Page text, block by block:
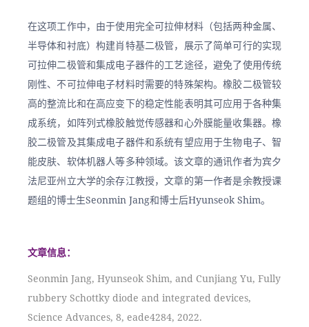
在这项工作中，由于使用完全可拉伸材料（包括两种金属、
半导体和衬底）构建肖特基二极管，展示了简单可行的实现
可拉伸二极管和集成电子器件的工艺途径，避免了使用传统
刚性、不可拉伸电子材料时需要的特殊架构。橡胶二极管较
高的整流比和在高应变下的稳定性能表明其可应用于各种集
成系统，如阵列式橡胶触觉传感器和心外膜能量收集器。橡
胶二极管及其集成电子器件和系统有望应用于生物电子、智
能皮肤、软体机器人等多种领域。该文章的通讯作者为宾夕
法尼亚州立大学的余存江教授，文章的第一作者是余教授课
题组的博士生Seonmin Jang和博士后Hyunseok Shim。
文章信息：
Seonmin Jang, Hyunseok Shim, and Cunjiang Yu, Fully
rubbery Schottky diode and integrated devices,
Science Advances, 8, eade4284, 2022.